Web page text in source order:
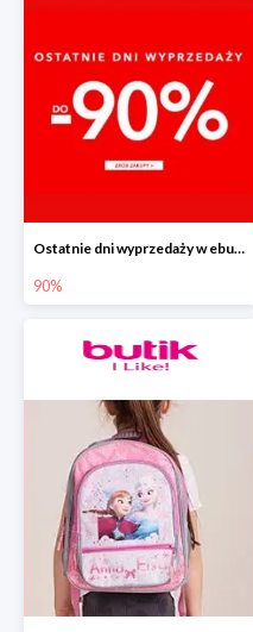
Ostatnie dni wyprzedaży w ebutik.pl do -90%
90%